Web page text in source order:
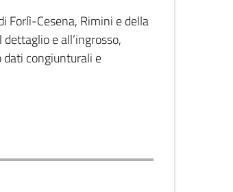
Forlì-Cesena, Rimini e della
e all’ingrosso,
dati congiunturali e